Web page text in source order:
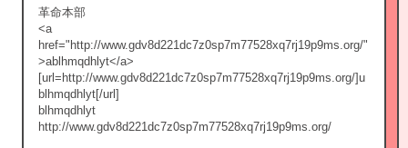
革命本部
<a
href="http://www.gdv8d221dc7z0sp7m77528xq7rj19p9ms.org/"
>ablhmqdhlyt</a>
[url=http://www.gdv8d221dc7z0sp7m77528xq7rj19p9ms.org/]u
blhmqdhlyt[/url]
blhmqdhlyt
http://www.gdv8d221dc7z0sp7m77528xq7rj19p9ms.org/